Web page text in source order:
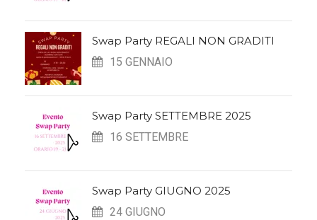
Swap Party REGALI NON GRADITI
15 GENNAIO
Swap Party SETTEMBRE 2025
16 SETTEMBRE
Swap Party GIUGNO 2025
24 GIUGNO